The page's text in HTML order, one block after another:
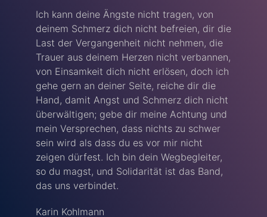
Ich kann deine Ängste nicht tragen, von
deinem Schmerz dich nicht befreien, dir die
Last der Vergangenheit nicht nehmen, die
Trauer aus deinem Herzen nicht verbannen,
von Einsamkeit dich nicht erlösen, doch ich
gehe gern an deiner Seite, reiche dir die
Hand, damit Angst und Schmerz dich nicht
überwältigen; gebe dir meine Achtung und
mein Versprechen, dass nichts zu schwer
sein wird als dass du es vor mir nicht
zeigen dürfest. Ich bin dein Wegbegleiter,
so du magst, und Solidarität ist das Band,
das uns verbindet.
Karin Kohlmann